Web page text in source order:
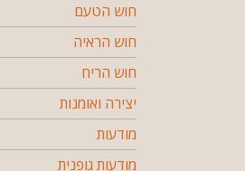
חוש הטעם
חוש הראיה
חוש הריח
יצירה ואומנות
מודעות
מודעות גופנית